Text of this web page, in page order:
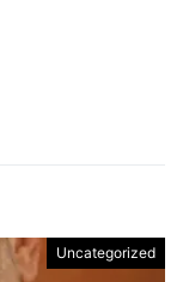
Uncategorized